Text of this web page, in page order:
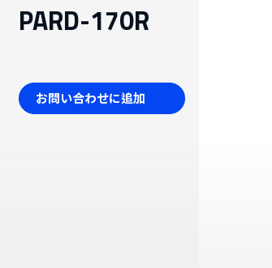
PARD-170R
お問い合わせに追加